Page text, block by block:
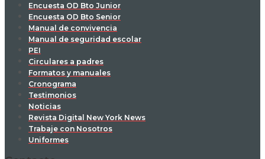
Encuesta OD Bto Junior
Encuesta OD Bto Senior
Manual de convivencia
Manual de seguridad escolar
PEI
Circulares a padres
Formatos y manuales
Cronograma
Testimonios
Noticias
Revista Digital New York News
Trabaje con Nosotros
Uniformes